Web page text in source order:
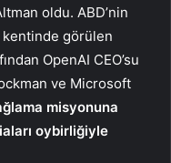
oldu. ABD’nin
kentinde görülen
OpenAI CEO’su
ve Microsoft
misyonuna
oybirliğiyle